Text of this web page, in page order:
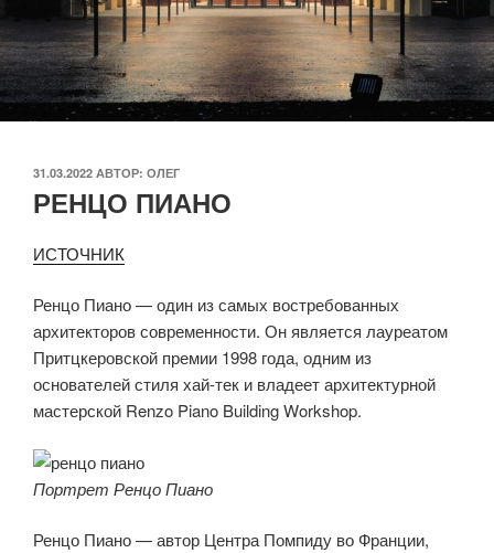
ОПУБЛИКОВАНО
31.03.2022 АВТОР: ОЛЕГ
РЕНЦО ПИАНО
ИСТОЧНИК
Ренцо Пиано — один из самых востребованных
архитекторов современности. Он является лауреатом
Притцкеровской премии 1998 года, одним из
основателей стиля хай-тек и владеет архитектурной
мастерской Renzo Piano Building Workshop.
Портрет Ренцо Пиано
Ренцо Пиано — автор Центра Помпиду во Франции,